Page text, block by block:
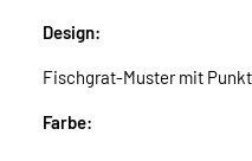
Design:
Fischgrat-Muster mit
Farbe: